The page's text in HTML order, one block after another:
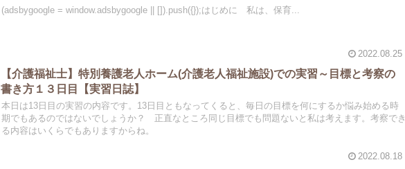
(adsbygoogle = window.adsbygoogle || []).push({});はじめに 私は、保育...
2022.08.25
【介護福祉士】特別養護老人ホーム(介護老人福祉施設)での実習～目標と考察の
書き方１３日目【実習日誌】
本日は13日目の実習の内容です。13日目ともなってくると、毎日の目標を何にするか悩み始める時
期でもあるのではないでしょうか？ 正直なところ同じ目標でも問題ないと私は考えます。考察でき
る内容はいくらでもありますからね。
2022.08.18